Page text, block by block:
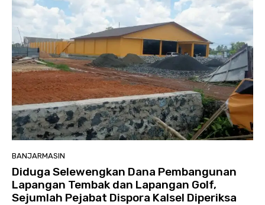
BANJARMASIN
Diduga Selewengkan Dana Pembangunan
Lapangan Tembak dan Lapangan Golf,
Sejumlah Pejabat Dispora Kalsel Diperiksa